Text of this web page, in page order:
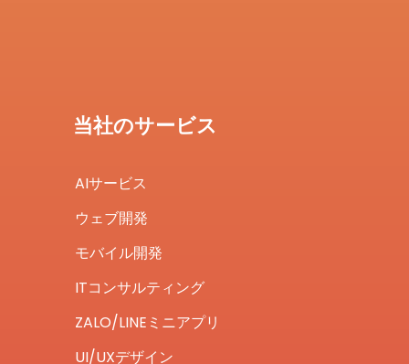
当社のサービス
AIサービス
ウェブ開発
モバイル開発
ITコンサルティング
ZALO/LINEミニアプリ
UI/UXデザイン